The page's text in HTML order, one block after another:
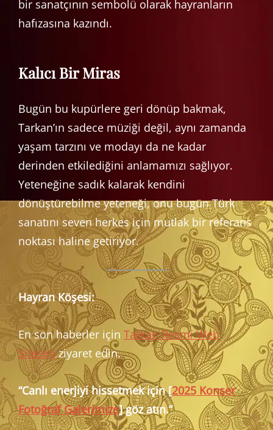
bir sanatçının sembolü olarak hayranların
hafızasına kazındı.
Kalıcı Bir Miras
Bugün bu kupürlere geri dönüp bakmak,
Tarkan’ın sadece müziği değil, aynı zamanda
yaşam tarzını ve modayı da ne kadar
derinden etkilediğini anlamamızı sağlıyor.
Yeteneğine sadık kalarak kendini
dönüştürebilme yeteneği, onu bugün Türk
sanatını seven herkes için mutlak bir referans
noktası haline getiriyor.
Hayran Köşesi:
En son haberler için Tarkan Resmi Web
Sitesiniziyaret edin.
“Canlı enerjiyi hissetmek için [2025 Konser
Fotoğraf Galerimize] göz atın.”